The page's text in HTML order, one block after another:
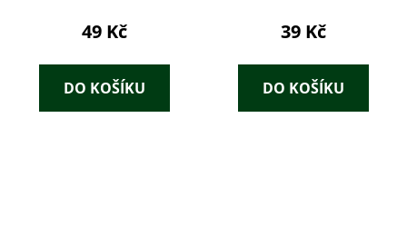
49 Kč
DO KOŠÍKU
39 Kč
DO KOŠÍKU